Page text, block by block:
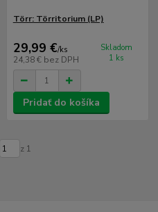
Törr: Törritorium (LP)
29,99 €/ks
24,38 € bez DPH
Skladom
1 ks
Pridať do košíka
z 1